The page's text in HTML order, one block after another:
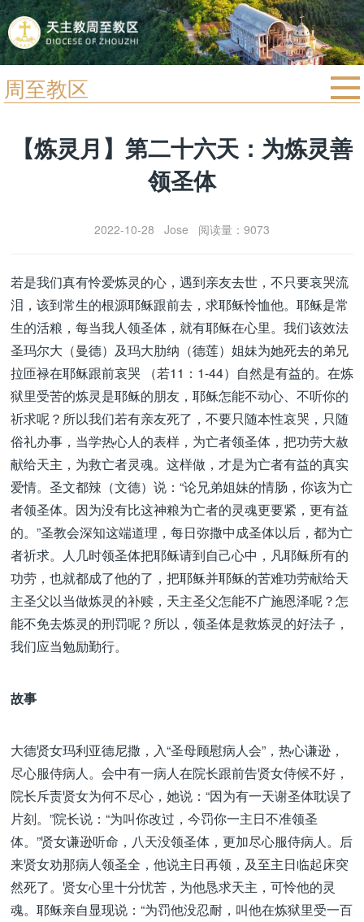
周至教区
宗教法规
【炼灵月】第二十六天：为炼灵善
领圣体
2022-10-28 Jose 阅读量：9073
若是我们真有怜爱炼灵的心，遇到亲友去世，不只要哀哭流
泪，该到常生的根源耶稣跟前去，求耶稣怜恤他。耶稣是常
生的活粮，每当我人领圣体，就有耶稣在心里。我们该效法
圣玛尔大（曼德）及玛大肋纳（德莲）姐妹为她死去的弟兄
拉匝禄在耶稣跟前哀哭 （若11：1-44）自然是有益的。在炼
狱里受苦的炼灵是耶稣的朋友，耶稣怎能不动心、不听你的
祈求呢？所以我们若有亲友死了，不要只随本性哀哭，只随
俗礼办事，当学热心人的表样，为亡者领圣体，把功劳大赦
献给天主，为救亡者灵魂。这样做，才是为亡者有益的真实
爱情。圣文都辣（文德）说：“论兄弟姐妹的情肠，你该为亡
者领圣体。因为没有比这神粮为亡者的灵魂更要紧，更有益
的。”圣教会深知这端道理，每日弥撒中成圣体以后，都为亡
者祈求。人几时领圣体把耶稣请到自己心中，凡耶稣所有的
功劳，也就都成了他的了，把耶稣并耶稣的苦难功劳献给天
主圣父以当做炼灵的补赎，天主圣父怎能不广施恩泽呢？怎
能不免去炼灵的刑罚呢？所以，领圣体是救炼灵的好法子，
我们应当勉励勤行。
故事
大德贤女玛利亚德尼撒，入“圣母顾慰病人会”，热心谦逊，
尽心服侍病人。会中有一病人在院长跟前告贤女侍候不好，
院长斥责贤女为何不尽心，她说：“因为有一天谢圣体耽误了
片刻。”院长说：“为叫你改过，今罚你一主日不准领圣
体。”贤女谦逊听命，八天没领圣体，更加尽心服侍病人。后
来贤女劝那病人领圣全，他说主日再领，及至主日临起床突
然死了。贤女心里十分忧苦，为他恳求天主，可怜他的灵
魂。耶稣亲自显现说：“为罚他没忍耐，叫他在炼狱里受一百